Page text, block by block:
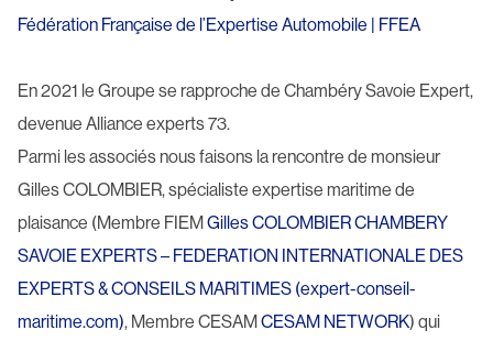
Fédération Française de l’Expertise Automobile | FFEA
En 2021 le Groupe se rapproche de Chambéry Savoie Expert,
devenue Alliance experts 73.
Parmi les associés nous faisons la rencontre de monsieur
Gilles COLOMBIER, spécialiste expertise maritime de
plaisance (Membre FIEMGilles COLOMBIER CHAMBERY
SAVOIE EXPERTS – FEDERATION INTERNATIONALE DES
EXPERTS & CONSEILS MARITIMES (expert-conseil-
maritime.com), Membre CESAMCESAM NETWORK) qui